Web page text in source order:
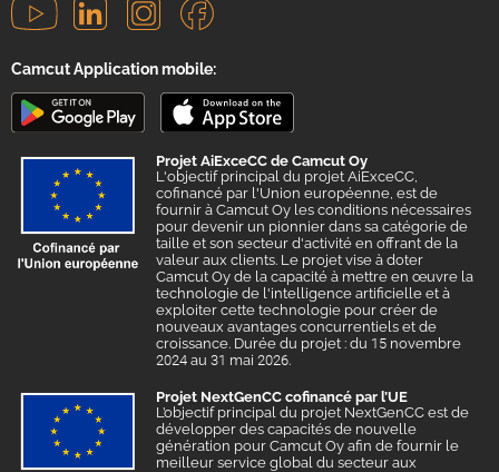
Camcut Application mobile:
Projet AiExceCC de Camcut Oy
L'objectif principal du projet AiExceCC,
cofinancé par l'Union européenne, est de
fournir à Camcut Oy les conditions nécessaires
pour devenir un pionnier dans sa catégorie de
taille et son secteur d'activité en offrant de la
valeur aux clients. Le projet vise à doter
Camcut Oy de la capacité à mettre en œuvre la
technologie de l'intelligence artificielle et à
exploiter cette technologie pour créer de
nouveaux avantages concurrentiels et de
croissance. Durée du projet : du 15 novembre
2024 au 31 mai 2026.
Projet NextGenCC cofinancé par l’UE
L’objectif principal du projet NextGenCC est de
développer des capacités de nouvelle
génération pour Camcut Oy afin de fournir le
meilleur service global du secteur aux